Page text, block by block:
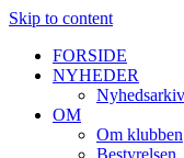
Skip to content
FORSIDE
NYHEDER
Nyhedsarkiv
OM
Om klubben
Bestyrelsen